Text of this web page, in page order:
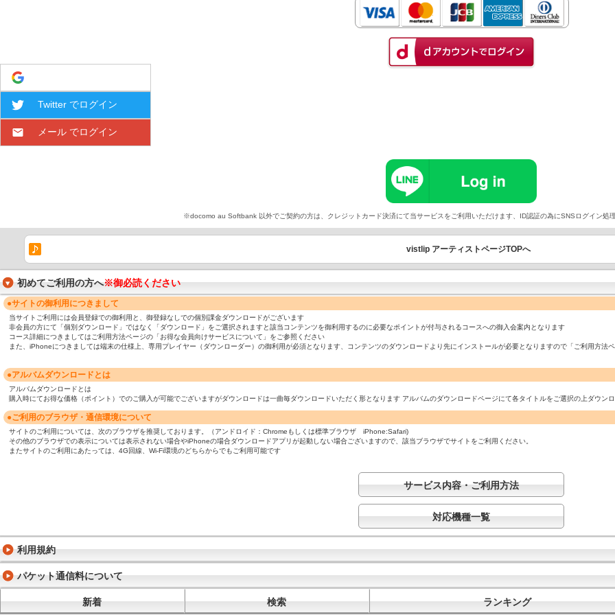
Twitter でログイン
メール でログイン
※docomo au Softbank 以外でご契約の方は、クレジットカード決済にて当サービスをご利用いただけます、ID認証の為にSNSログイン処
vistlip アーティストページTOPへ
初めてご利用の方へ※御必読ください
●サイトの御利用につきまして
当サイトご利用には会員登録での御利用と、御登録なしでの個別課金ダウンロードがございます
非会員の方にて「個別ダウンロード」ではなく「ダウンロード」をご選択されますと該当コンテンツを御利用するのに必要なポイントが付与されるコースへの御入会案内となります
コース詳細につきましてはご利用方法ページの「お得な会員向けサービスについて」をご参照ください
また、iPhoneにつきましては端末の仕様上、専用プレイヤー（ダウンローダー）の御利用が必須となります、コンテンツのダウンロードより先にインストールが必要となりますので「ご利用方法
●アルバムダウンロードとは
アルバムダウンロードとは
購入時にてお得な価格（ポイント）でのご購入が可能でございますがダウンロードは一曲毎ダウンロードいただく形となります アルバムのダウンロードページにて各タイトルをご選択の上ダウン
●ご利用のブラウザ・通信環境について
サイトのご利用については、次のブラウザを推奨しております。（アンドロイド：Chromeもしくは標準ブラウザ iPhone:Safari)
その他のブラウザでの表示については表示されない場合やiPhoneの場合ダウンロードアプリが起動しない場合ございますので、該当ブラウザでサイトをご利用ください。
またサイトのご利用にあたっては、4G回線、Wi-Fi環境のどちらからでもご利用可能です
サービス内容・ご利用方法
対応機種一覧
利用規約
パケット通信料について
新着 検索 ランキング